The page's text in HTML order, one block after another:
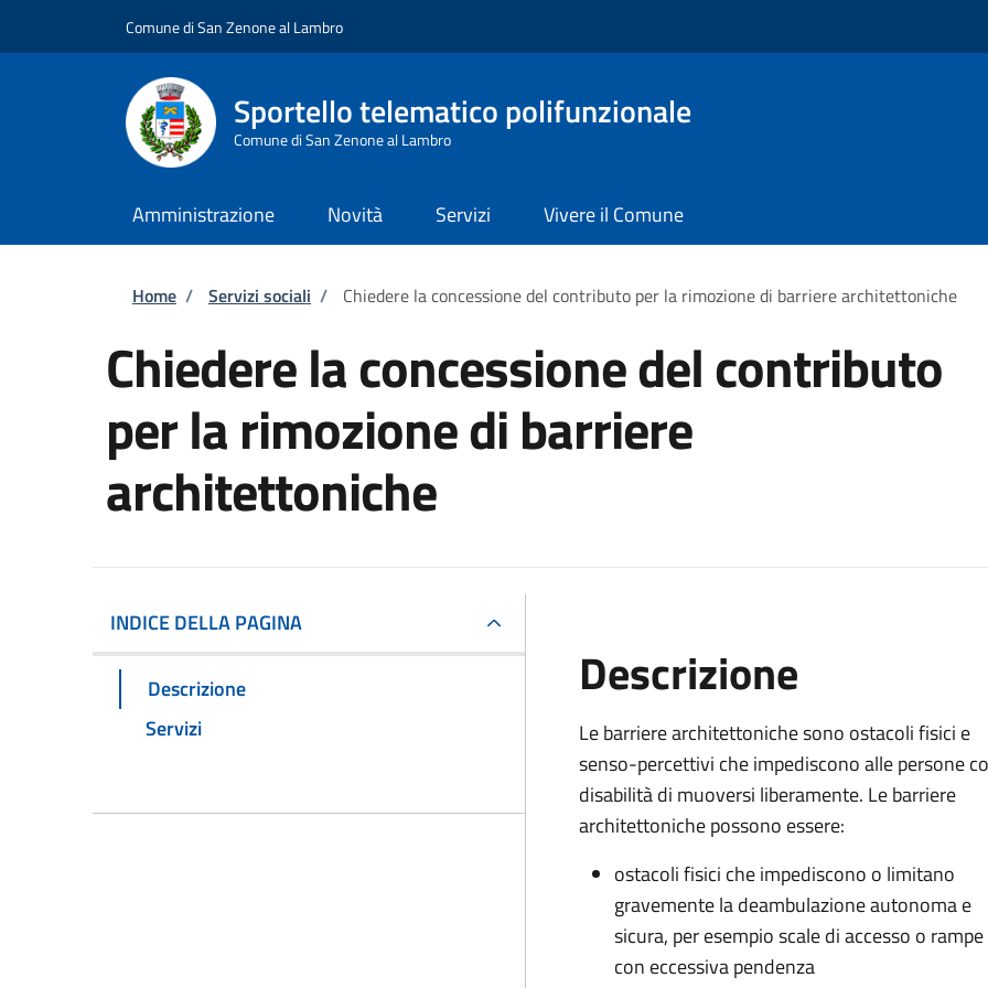
Comune di San Zenone al Lambro
Sportello telematico polifunzionale
Comune di San Zenone al Lambro
Amministrazione Novità Servizi Vivere il Comune
Briciole di pane
Home / Servizi sociali / Chiedere la concessione del contributo per la rimozione di barriere architettoniche
Chiedere la concessione del contributo
per la rimozione di barriere
architettoniche
INDICE DELLA PAGINA
Descrizione
Servizi
Descrizione
Le barriere architettoniche sono ostacoli fisici e
senso-percettivi che impediscono alle persone
disabilità di muoversi liberamente. Le barriere
architettoniche possono essere:
ostacoli fisici che impediscono o limitano
gravemente la deambulazione autonoma e
sicura, per esempio scale di accesso o rampe
con eccessiva pendenza